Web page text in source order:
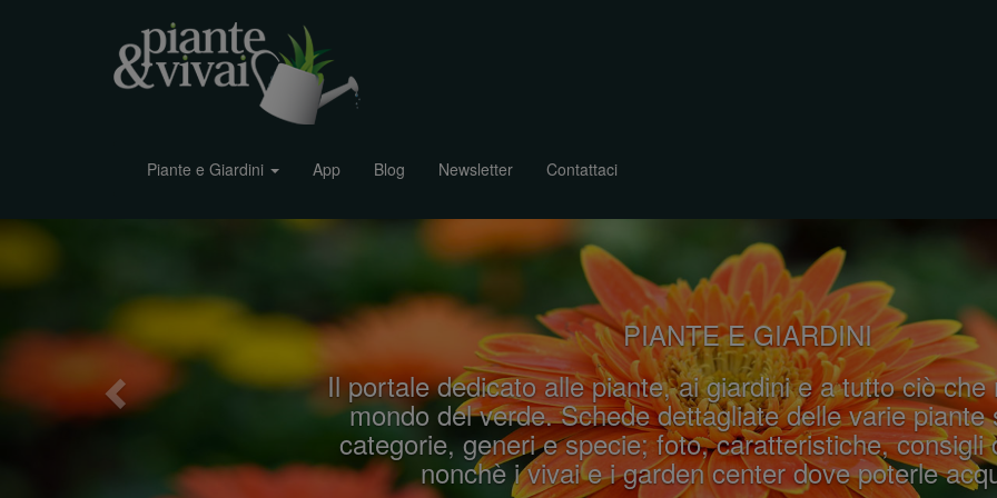
Piante e Giardini App Blog Newsletter Contattaci
PIANTE E GIARDINI
Il portale dedicato alle piante, ai giardini e a tutto ciò che
mondo del verde. Schede dettagliate delle varie piante
categorie, generi e specie; foto, caratteristiche, consigli
nonchè i vivai e i garden center dove poterle
v
o
u